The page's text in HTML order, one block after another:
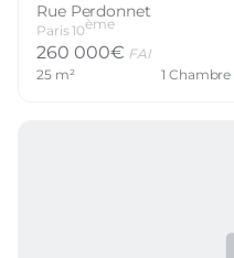
Rue Perdonnet
Paris10ème
260 000€ FAI
25m² 1 Chambre